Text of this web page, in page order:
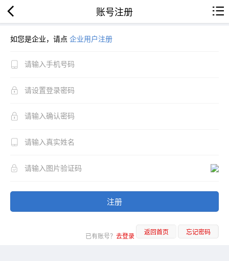
账号注册
如您是企业，请点 企业用户注册
注册
已有账号？ 去登录 返回首页 忘记密码